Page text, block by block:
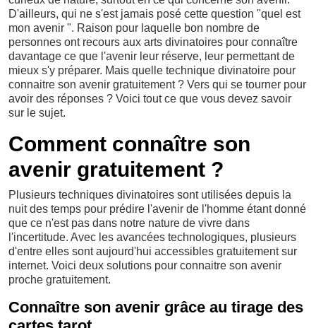
D'ailleurs, qui ne s'est jamais posé cette question "quel est
mon avenir ". Raison pour laquelle bon nombre de
personnes ont recours aux arts divinatoires pour connaître
davantage ce que l'avenir leur réserve, leur permettant de
mieux s'y préparer. Mais quelle technique divinatoire pour
connaitre son avenir gratuitement ? Vers qui se tourner pour
avoir des réponses ? Voici tout ce que vous devez savoir
sur le sujet.
Comment connaître son
avenir gratuitement ?
Plusieurs techniques divinatoires sont utilisées depuis la
nuit des temps pour prédire l'avenir de l'homme étant donné
que ce n'est pas dans notre nature de vivre dans
l'incertitude. Avec les avancées technologiques, plusieurs
d'entre elles sont aujourd'hui accessibles gratuitement sur
internet. Voici deux solutions pour connaitre son avenir
proche gratuitement.
Connaître son avenir grâce au tirage des